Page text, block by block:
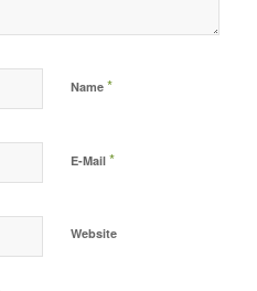
Name *
E-Mail *
Website